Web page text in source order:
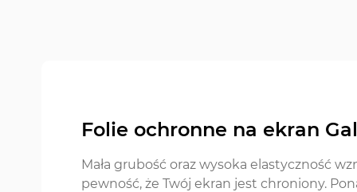
Folie ochronne na ekran
Mała grubość oraz wysoka elastyczność
pewność, że Twój ekran jest chroniony.